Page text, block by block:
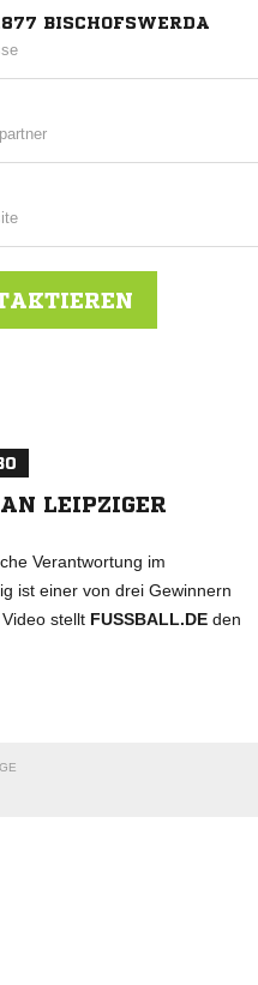
BISCHOFSWERDA
LEIPZIGER
Verantwortung im
ist einer von drei Gewinnern
stellt FUSSBALL.DE den